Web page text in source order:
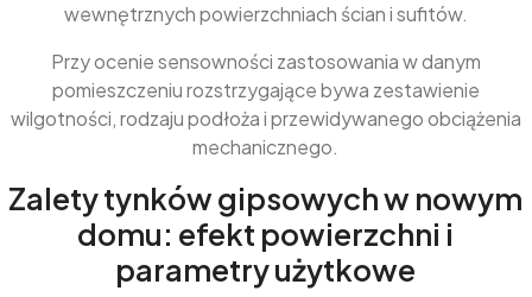
wewnętrznych powierzchniach ścian i sufitów.
Przy ocenie sensowności zastosowania w danym
pomieszczeniu rozstrzygające bywa zestawienie
wilgotności, rodzaju podłoża i przewidywanego obciążenia
mechanicznego.
Zalety tynków gipsowych w nowym
domu: efekt powierzchni i
parametry użytkowe